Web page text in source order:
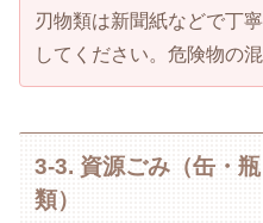
刃物類は新聞紙などで丁
してください。危険物の
3-3. 資源ごみ（缶・
類）